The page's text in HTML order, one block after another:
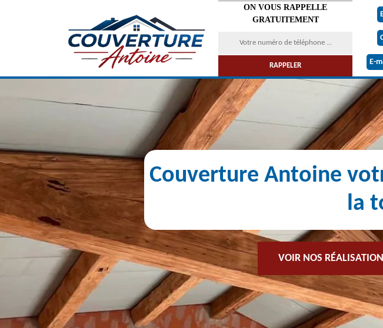
ON VOUS RAPPELLE
GRATUITEMENT
E-
Couverture Antoine
la
VOIR NOS